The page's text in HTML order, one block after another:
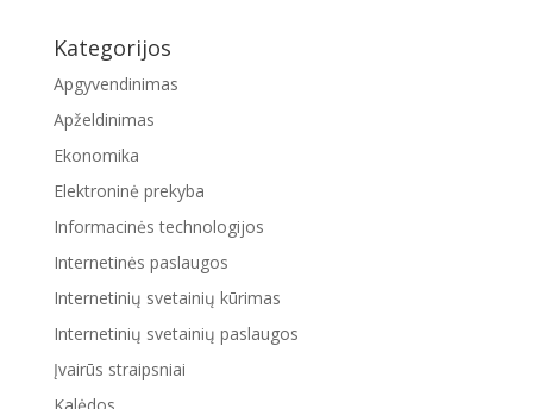
Kategorijos
Apgyvendinimas
Apželdinimas
Ekonomika
Elektroninė prekyba
Informacinės technologijos
Internetinės paslaugos
Internetinių svetainių kūrimas
Internetinių svetainių paslaugos
Įvairūs straipsniai